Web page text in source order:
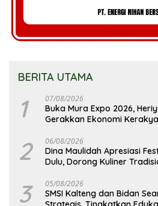
BERITA UTAMA
1 07/08/2026
Buka Mura Expo 2026,
Gerakkan Ekonomi
2 06/08/2026
Dina Maulidah Apresiasi
Dulu, Dorong Kuliner
3 05/08/2026
SMSI Kalteng dan Bidan